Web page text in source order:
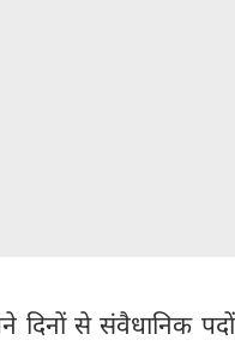
दिनों से संवैधानिक